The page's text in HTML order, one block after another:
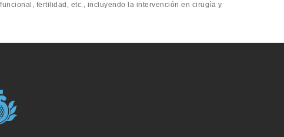
fertilidad, etc., incluyendo la intervención en cirugía y